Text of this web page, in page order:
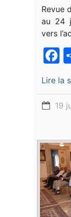
Revue
au 24
vers
Lire la
19